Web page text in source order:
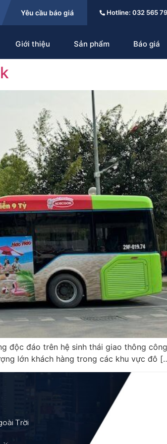
Yêu cầu báo giá Hotline: 032 565
Giới thiệu Sản phẩm Báo giá
độc đáo trên hệ sinh thái giao thông
lớn khách hàng trong các khu vực đô
Trời